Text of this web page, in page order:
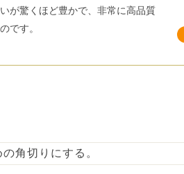
が驚くほど豊かで、非常に高品質
です。
角切りにする。